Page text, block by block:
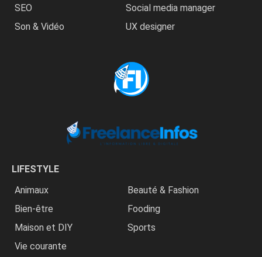
SEO
Social media manager
Son & Vidéo
UX designer
LIFESTYLE
Animaux
Beauté & Fashion
Bien-être
Fooding
Maison et DIY
Sports
Vie courante